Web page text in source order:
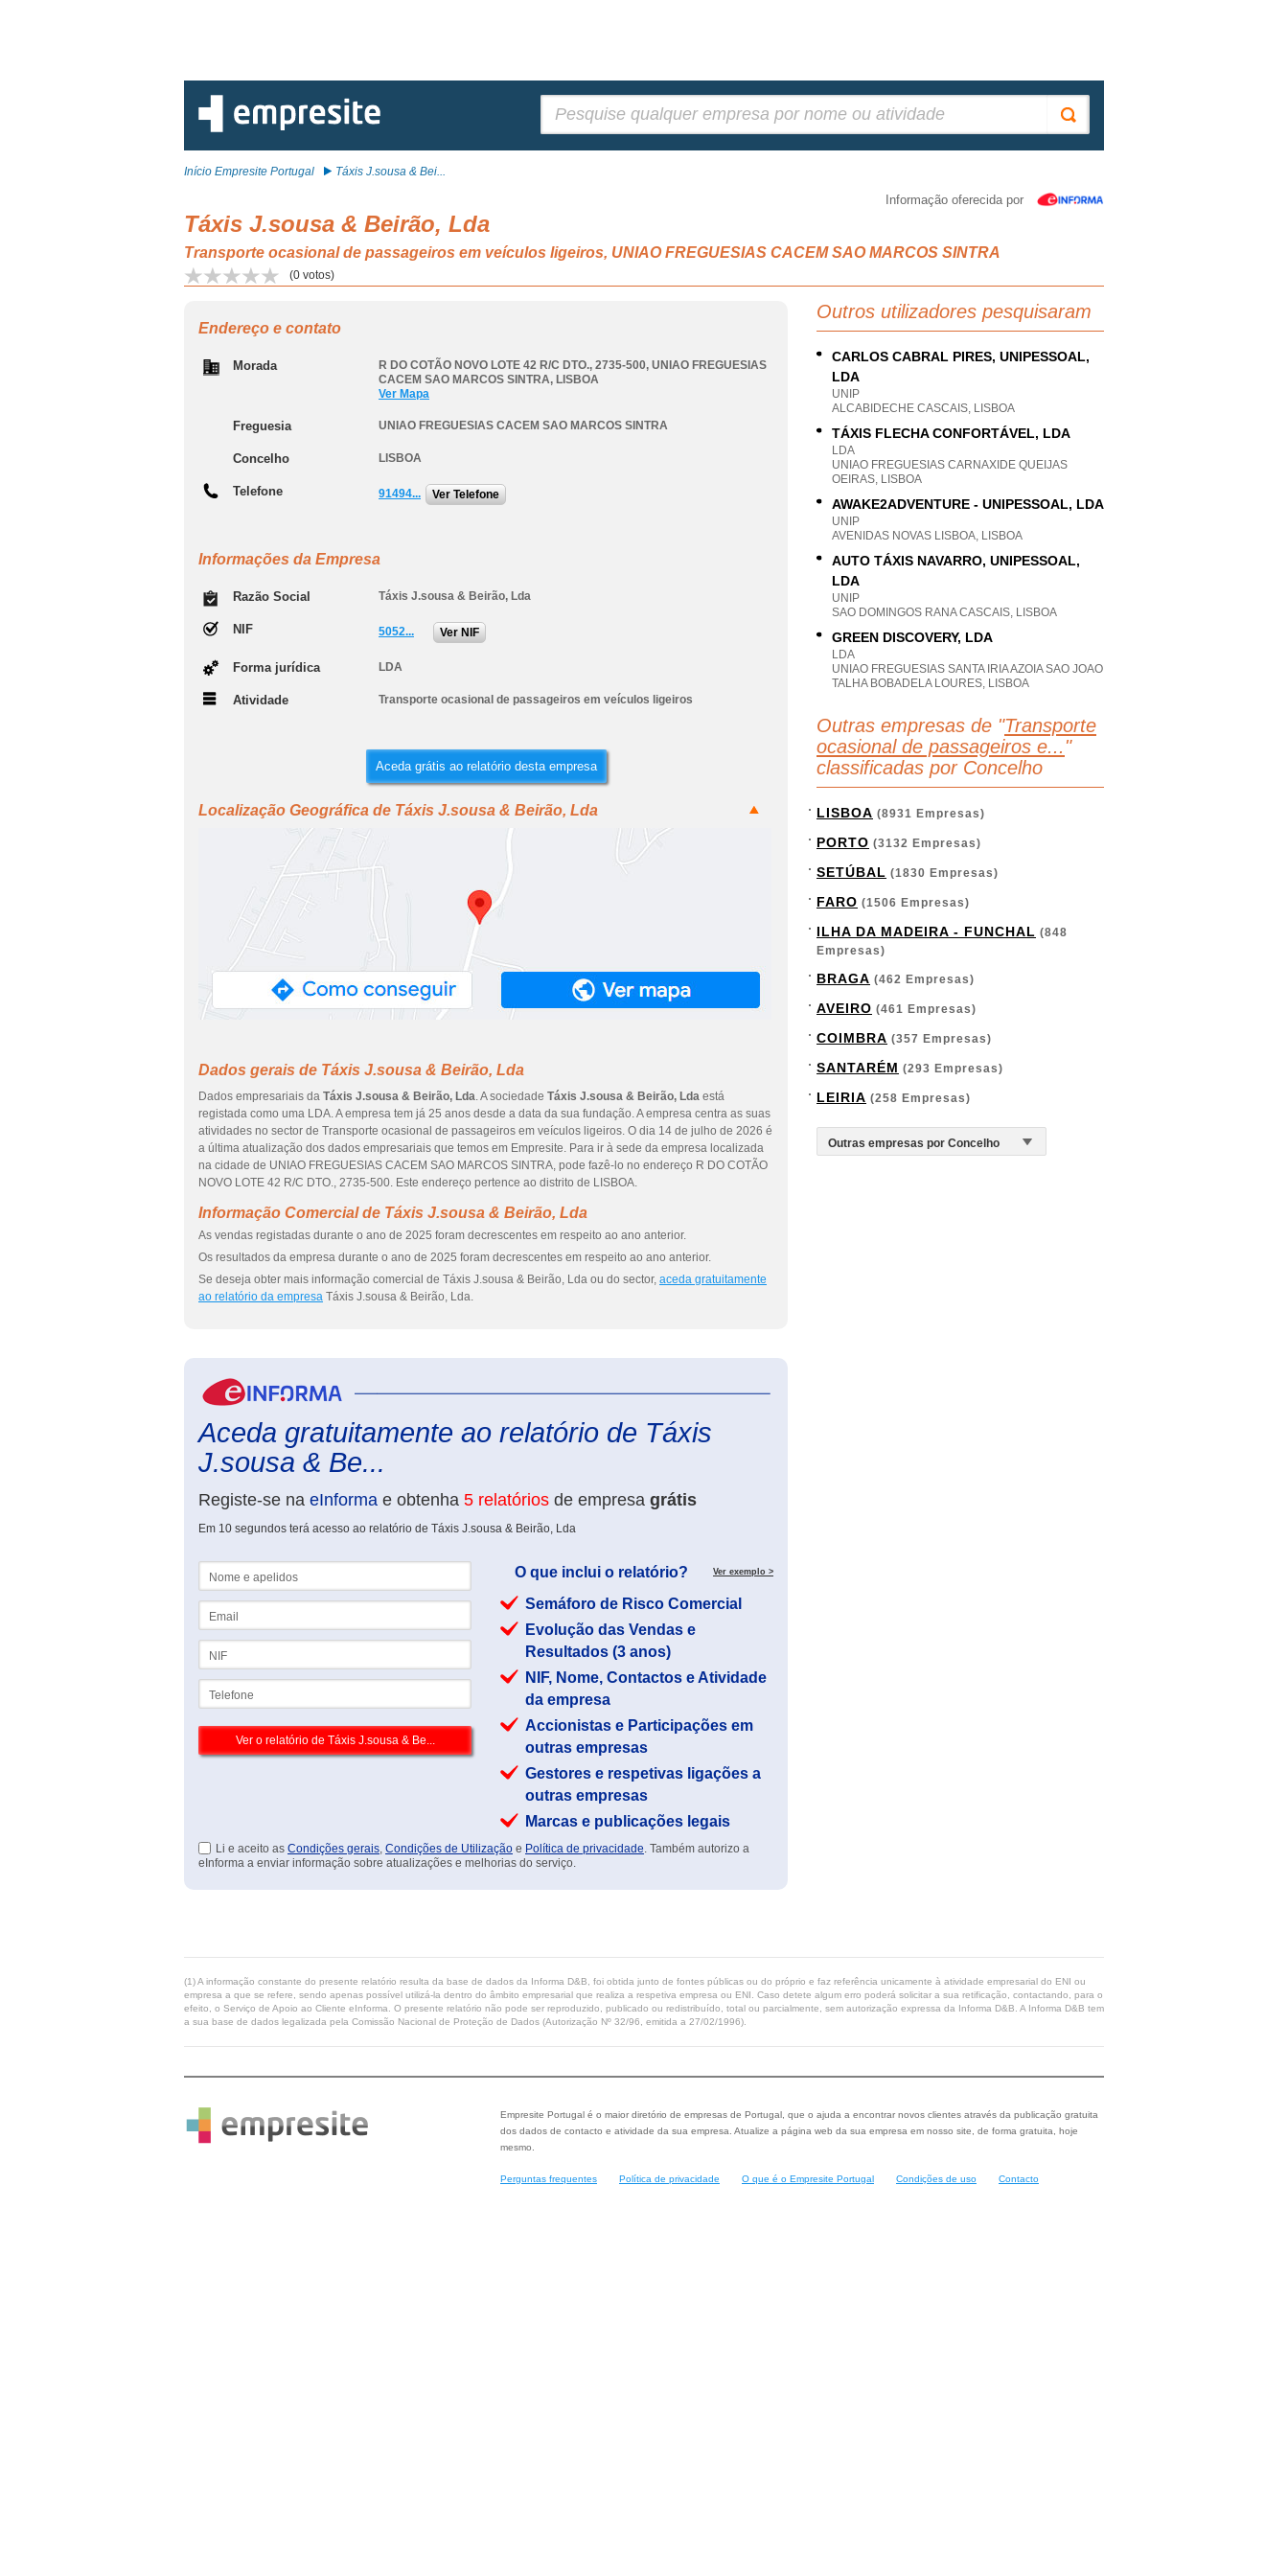
Início Empresite Portugal Táxis J.sousa & Bei...
Informação oferecida por
Táxis J.sousa & Beirão, Lda
Transporte ocasional de passageiros em veículos ligeiros, UNIAO FREGUESIAS CACEM SAO MARCOS SINTRA
(0 votos)
Endereço e contato
Morada R DO COTÃO NOVO LOTE 42 R/C DTO., 2735-500, UNIAO FREGUESIAS
CACEM SAO MARCOS SINTRA, LISBOA
Ver Mapa
Freguesia UNIAO FREGUESIAS CACEM SAO MARCOS SINTRA
Concelho LISBOA
Telefone 91494... Ver Telefone
Informações da Empresa
Razão Social Táxis J.sousa & Beirão, Lda
NIF 5052... Ver NIF
Forma jurídica LDA
Atividade Transporte ocasional de passageiros em veículos ligeiros
Aceda grátis ao relatório desta empresa
Localização Geográfica de Táxis J.sousa & Beirão, Lda
Dados gerais de Táxis J.sousa & Beirão, Lda
Dados empresariais da Táxis J.sousa & Beirão, Lda. A sociedade Táxis J.sousa & Beirão, Lda está
registada como uma LDA. A empresa tem já 25 anos desde a data da sua fundação. A empresa centra as suas
atividades no sector de Transporte ocasional de passageiros em veículos ligeiros. O dia 14 de julho de 2026 é
a última atualização dos dados empresariais que temos em Empresite. Para ir à sede da empresa localizada
na cidade de UNIAO FREGUESIAS CACEM SAO MARCOS SINTRA, pode fazê-lo no endereço R DO COTÃO
NOVO LOTE 42 R/C DTO., 2735-500. Este endereço pertence ao distrito de LISBOA.
Informação Comercial de Táxis J.sousa & Beirão, Lda
As vendas registadas durante o ano de 2025 foram decrescentes em respeito ao ano anterior.
Os resultados da empresa durante o ano de 2025 foram decrescentes em respeito ao ano anterior.
Se deseja obter mais informação comercial de Táxis J.sousa & Beirão, Lda ou do sector, aceda gratuitamente
ao relatório da empresa Táxis J.sousa & Beirão, Lda.
Aceda gratuitamente ao relatório de Táxis
J.sousa & Be...
Registe-se na eInforma e obtenha 5 relatórios de empresa grátis
Em 10 segundos terá acesso ao relatório de Táxis J.sousa & Beirão, Lda
O que inclui o relatório? Ver exemplo >
Semáforo de Risco Comercial
Evolução das Vendas e
Resultados (3 anos)
NIF, Nome, Contactos e Atividade
da empresa
Accionistas e Participações em
outras empresas
Gestores e respetivas ligações a
outras empresas
Marcas e publicações legais
Li e aceito as Condições gerais, Condições de Utilização e Política de privacidade. Também autorizo a
eInforma a enviar informação sobre atualizações e melhorias do serviço.
Outros utilizadores pesquisaram
CARLOS CABRAL PIRES, UNIPESSOAL,
LDA
UNIP
ALCABIDECHE CASCAIS, LISBOA
TÁXIS FLECHA CONFORTÁVEL, LDA
LDA
UNIAO FREGUESIAS CARNAXIDE QUEIJAS
OEIRAS, LISBOA
AWAKE2ADVENTURE - UNIPESSOAL, LDA
UNIP
AVENIDAS NOVAS LISBOA, LISBOA
AUTO TÁXIS NAVARRO, UNIPESSOAL,
LDA
UNIP
SAO DOMINGOS RANA CASCAIS, LISBOA
GREEN DISCOVERY, LDA
LDA
UNIAO FREGUESIAS SANTA IRIA AZOIA SAO JOAO
TALHA BOBADELA LOURES, LISBOA
Outras empresas de "Transporte
ocasional de passageiros e... "
classificadas por Concelho
LISBOA (8931 Empresas)
PORTO (3132 Empresas)
SETÚBAL (1830 Empresas)
FARO (1506 Empresas)
ILHA DA MADEIRA - FUNCHAL (848
Empresas)
BRAGA (462 Empresas)
AVEIRO (461 Empresas)
COIMBRA (357 Empresas)
SANTARÉM (293 Empresas)
LEIRIA (258 Empresas)
(1) A informação constante do presente relatório resulta da base de dados da Informa D&B, foi obtida junto de fontes públicas ou do próprio e faz referência unicamente à atividade empresarial do ENI ou
empresa a que se refere, sendo apenas possível utilizá-la dentro do âmbito empresarial que realiza a respetiva empresa ou ENI. Caso detete algum erro poderá solicitar a sua retificação, contactando, para o
efeito, o Serviço de Apoio ao Cliente eInforma. O presente relatório não pode ser reproduzido, publicado ou redistribuído, total ou parcialmente, sem autorização expressa da Informa D&B. A Informa D&B tem
a sua base de dados legalizada pela Comissão Nacional de Proteção de Dados (Autorização Nº 32/96, emitida a 27/02/1996).
Empresite Portugal é o maior diretório de empresas de Portugal, que o ajuda a encontrar novos clientes através da publicação gratuita
dos dados de contacto e atividade da sua empresa. Atualize a página web da sua empresa em nosso site, de forma gratuita, hoje
mesmo.
Perguntas frequentes Política de privacidade O que é o Empresite Portugal Condições de uso Contacto